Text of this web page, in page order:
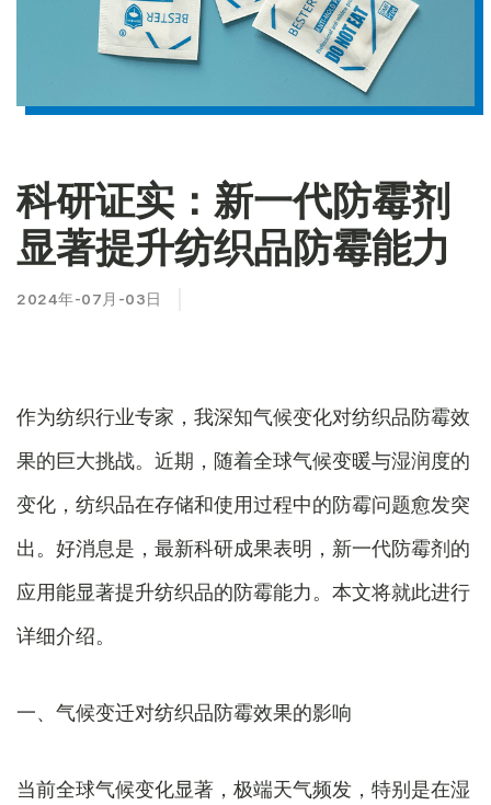
科研证实：新一代防霉剂
显著提升纺织品防霉能力
2024年-07月-03日
作为纺织行业专家，我深知气候变化对纺织品防霉效
果的巨大挑战。近期，随着全球气候变暖与湿润度的
变化，纺织品在存储和使用过程中的防霉问题愈发突
出。好消息是，最新科研成果表明，新一代防霉剂的
应用能显著提升纺织品的防霉能力。本文将就此进行
详细介绍。
一、气候变迁对纺织品防霉效果的影响
当前全球气候变化显著，极端天气频发，特别是在湿